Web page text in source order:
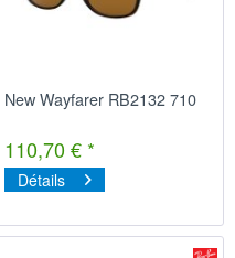
New Wayfarer RB2132 710
110,70 € *
Détails